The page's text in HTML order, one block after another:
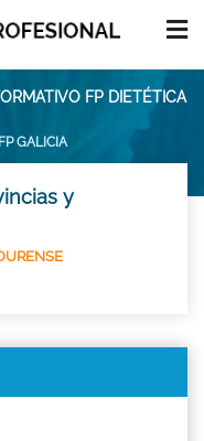
FP DIETÉTICA
FP GALICIA
y